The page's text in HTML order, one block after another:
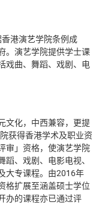
港演艺学院条例成
。演艺学院提供学士课
戏曲、舞蹈、戏剧、电
文化，中西兼容，更提
获得香港学术及职业资
审」资格，使演艺学院
、戏剧、电影电视、
大专课程。由2016年
格扩展至涵盖硕士学位
办的课程亦已通过评